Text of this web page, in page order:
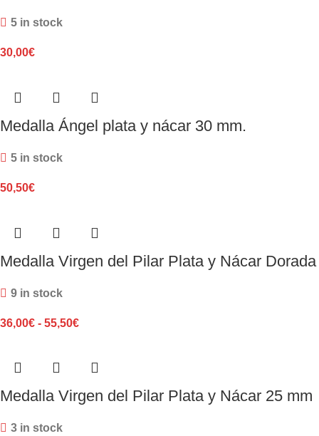
5 in stock
30,00€
Medalla Ángel plata y nácar 30 mm.
5 in stock
50,50€
Medalla Virgen del Pilar Plata y Nácar Dorada
9 in stock
36,00€ - 55,50€
Medalla Virgen del Pilar Plata y Nácar 25 mm
3 in stock